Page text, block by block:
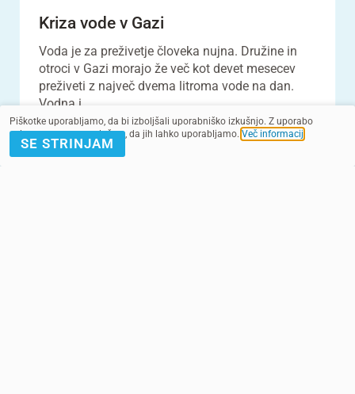
Kriza vode v Gazi
Voda je za preživetje človeka nujna. Družine in
otroci v Gazi morajo že več kot devet mesecev
preživeti z največ dvema litroma vode na dan.
Vodna i...
VEČ
Piškotke uporabljamo, da bi izboljšali uporabniško izkušnjo. Z uporabo
spletnega mesta soglašate, da jih lahko uporabljamo. Več informacij
SE STRINJAM